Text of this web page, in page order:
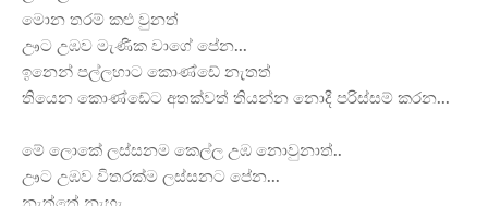
මොන තරම් කළු වුනත්
ඌට උඹව මැණික වාගේ පේන...
ඉනෙන් පල්ලහාට කොණ්ඩේ නැතත්
තියෙන කොණ්ඩේට අතක්වත් තියන්න නොදී පරිස්සම් කරන...
මේ ලොකේ ලස්සනම කෙල්ල උඹ නොවුනාත්..
ඌට උඹව විතරක්ම ලස්සනට පේන...